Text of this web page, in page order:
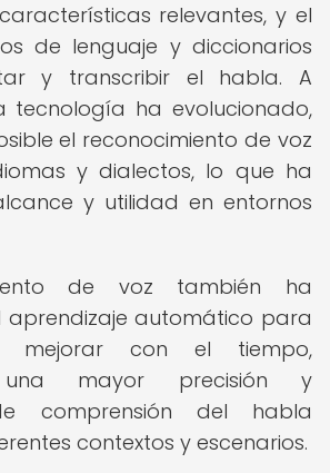
relevantes, y el
de lenguaje y diccionarios
y transcribir el habla. A
tecnología ha evolucionado,
el reconocimiento de voz
y dialectos, lo que ha
y utilidad en entornos
de voz también ha
automático para
mejorar con el tiempo,
una mayor precisión y
comprensión del habla
contextos y escenarios.